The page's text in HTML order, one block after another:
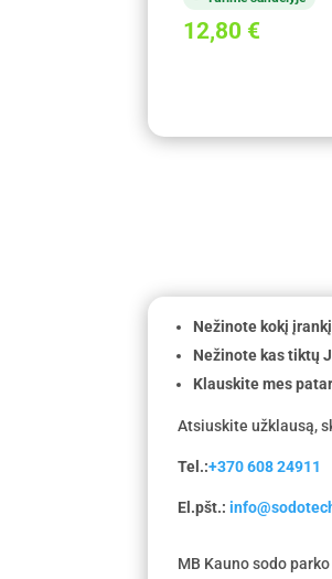
12,80 €
Nežinote kokį
Nežinote kas tiktų
Klauskite mes
Atsiuskite užklausą,
Tel.:+370 608 24911
El.pšt.:
MB Kauno sodo